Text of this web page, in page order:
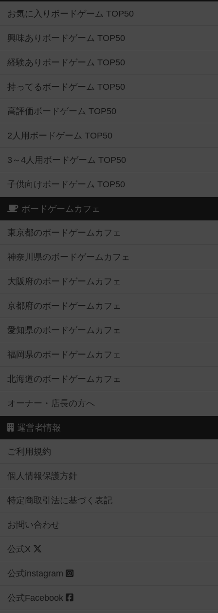
お気に入りボードゲーム TOP50
興味ありボードゲーム TOP50
経験ありボードゲーム TOP50
持ってるボードゲーム TOP50
高評価ボードゲーム TOP50
2人用ボードゲーム TOP50
3～4人用ボードゲーム TOP50
子供向けボードゲーム TOP50
ボードゲームカフェ
東京都のボードゲームカフェ
神奈川県のボードゲームカフェ
大阪府のボードゲームカフェ
京都府のボードゲームカフェ
愛知県のボードゲームカフェ
福岡県のボードゲームカフェ
北海道のボードゲームカフェ
オーナー・店長の方へ
運営者情報
ご利用規約
個人情報保護方針
特定商取引法に基づく表記
お問い合わせ
公式X
公式instagram
公式Facebook